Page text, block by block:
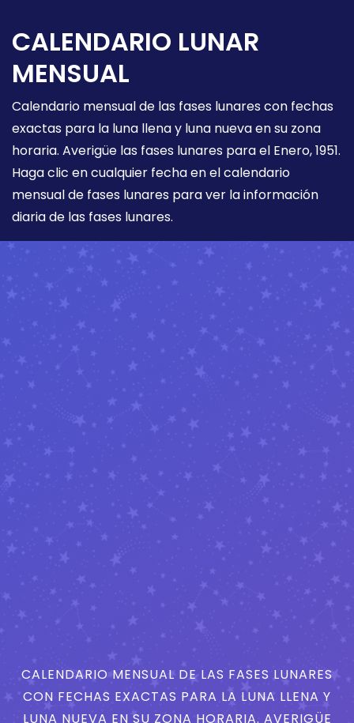
CALENDARIO LUNAR
MENSUAL
Calendario mensual de las fases lunares con fechas
exactas para la luna llena y luna nueva en su zona
horaria. Averigüe las fases lunares para el Enero, 1951.
Haga clic en cualquier fecha en el calendario
mensual de fases lunares para ver la información
diaria de las fases lunares.
CALENDARIO MENSUAL DE LAS FASES LUNARES
CON FECHAS EXACTAS PARA LA LUNA LLENA Y
LUNA NUEVA EN SU ZONA HORARIA. AVERIGÜE